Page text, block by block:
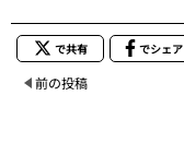
で共有 でシェア
前の投稿